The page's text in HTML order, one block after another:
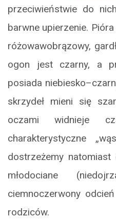
przeciwieństwie do
barwne upierzenie.
różowawobrązowy,
ogon jest czarny, a
posiada
skrzydeł mieni się
oczami widnieje
charakterystyczne
dostrzeżemy natomiast
młodociane
ciemnoczerwony
rodziców.